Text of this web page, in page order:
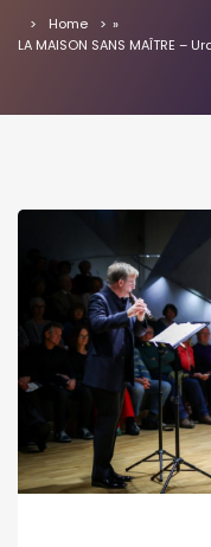
Home
»
LA MAISON SANS MAÎTRE